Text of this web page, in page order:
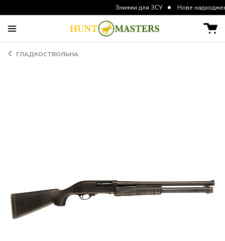
Знижки для ЗСУ Нове надходження
ГЛАДКОСТВОЛЬНА